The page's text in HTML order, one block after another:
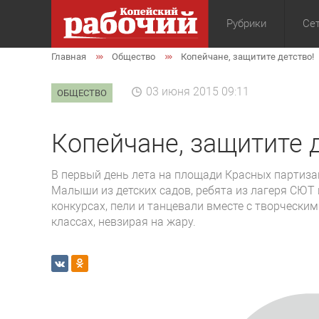
Рубрики
Общество
Главная Общество Копейчане, защитите детство!
ОБЩЕСТВО 03 июня 2015 09:11
Копейчане, защитите
В первый день лета на площади Красных
Малыши из детских садов, ребята из лагеря
конкурсах, пели и танцевали вместе с
классах, невзирая на жару.